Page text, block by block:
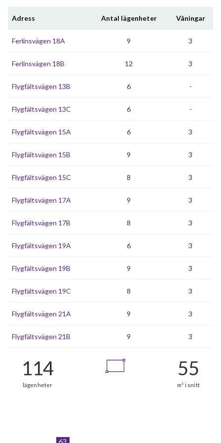
Adress Antal lägenheter Våningar
Ferlinsvägen 18A 9 3
Ferlinsvägen 18B 12 3
Flygfältsvägen 13B 6 -
Flygfältsvägen 13C 6 -
Flygfältsvägen 15A 6 3
Flygfältsvägen 15B 9 3
Flygfältsvägen 15C 8 3
Flygfältsvägen 17A 9 3
Flygfältsvägen 17B 8 3
Flygfältsvägen 19A 6 3
Flygfältsvägen 19B 9 3
Flygfältsvägen 19C 8 3
Flygfältsvägen 21A 9 3
Flygfältsvägen 21B 9 3